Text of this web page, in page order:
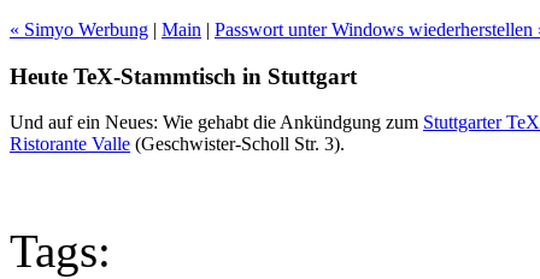
« Simyo Werbung | Main | Passwort unter Windows wiederherstellen
Heute TeX-Stammtisch in Stuttgart
Und auf ein Neues: Wie gehabt die Ankündgung zum Stuttgarter
Ristorante Valle (Geschwister-Scholl Str. 3).
Tags: